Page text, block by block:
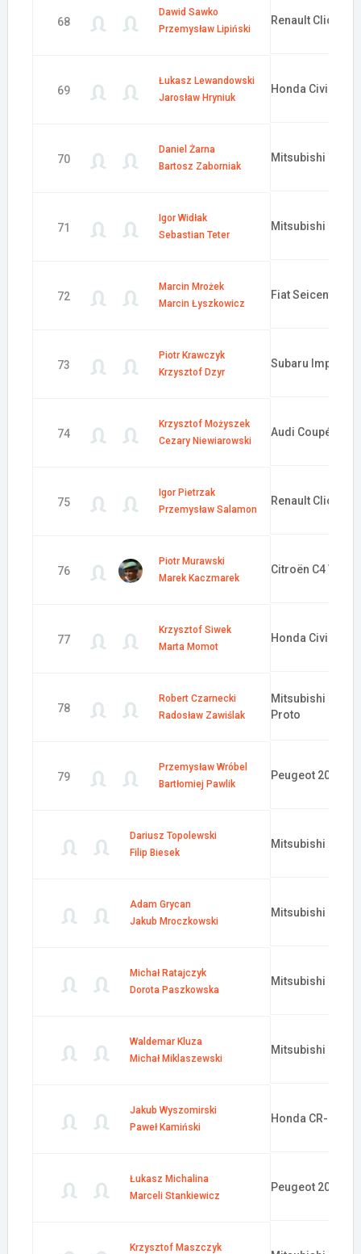
68
Dawid Sawko
Przemysław Lipiński
Renault Clio
69
Łukasz Lewandowski
Jarosław Hryniuk
Honda Civic
70
Daniel Żarna
Bartosz Zaborniak
Mitsubishi
71
Igor Widłak
Sebastian Teter
Mitsubishi
72
Marcin Mrożek
Marcin Łyszkowicz
Fiat Seicento
73
Piotr Krawczyk
Krzysztof Dzyr
Subaru Impreza
74
Krzysztof Możyszek
Cezary Niewiarowski
Audi Coupé S2
75
Igor Pietrzak
Przemysław Salamon
Renault Clio RS
76
Piotr Murawski
Marek Kaczmarek
Citroën C4 VTS
77
Krzysztof Siwek
Marta Momot
Honda Civic
78
Robert Czarnecki
Radosław Zawiślak
Mitsubishi
Proto
79
Przemysław Wróbel
Bartłomiej Pawlik
Peugeot 206
Dariusz Topolewski
Filip Biesek
Mitsubishi
Adam Grycan
Jakub Mroczkowski
Mitsubishi
Michał Ratajczyk
Dorota Paszkowska
Mitsubishi
Waldemar Kluza
Michał Miklaszewski
Mitsubishi Colt
Jakub Wyszomirski
Paweł Kamiński
Honda CR-Z
Łukasz Michalina
Marceli Stankiewicz
Peugeot 206 RC
Krzysztof Maszczyk